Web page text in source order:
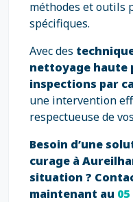
méthodes et outils
spécifiques.
Avec des
nettoyage haute
inspections par
une intervention
respectueuse de
Besoin d’une
curage à
situation ?
maintenant au 05